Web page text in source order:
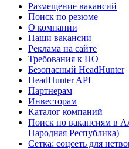
Размещение вакансий
Поиск по резюме
О компании
Наши вакансии
Реклама на сайте
Требования к ПО
Безопасный HeadHunter
HeadHunter API
Партнерам
Инвесторам
Каталог компаний
Поиск по вакансиям в
Народная Республика)
Сетка: соцсеть для